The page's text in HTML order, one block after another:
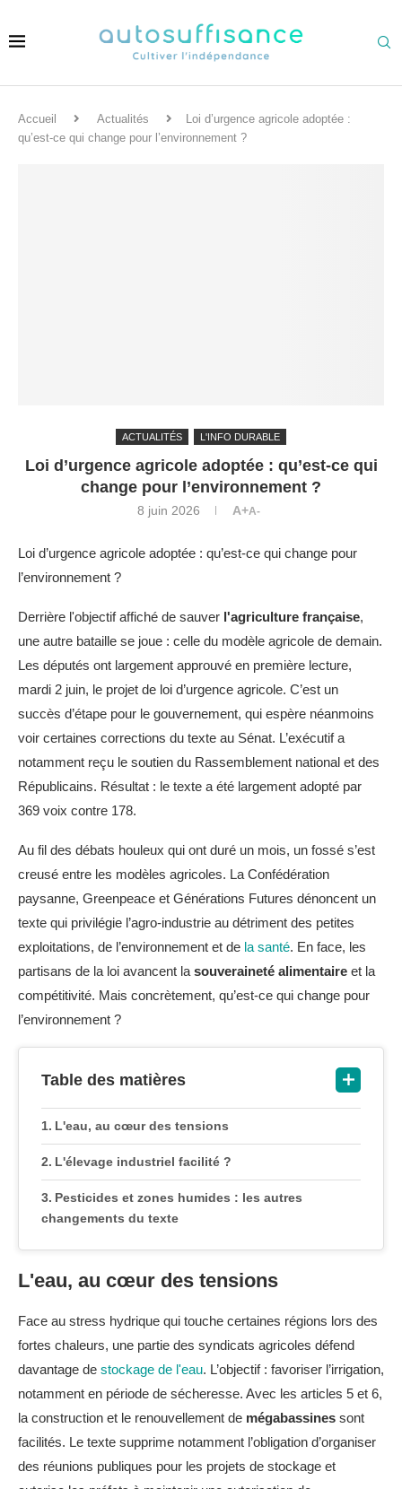
Accueil Actualités
Loi d’urgence agricole adoptée :
qu’est-ce qui change pour l’environnement ?
ACTUALITÉS L'INFO DURABLE
Loi d’urgence agricole adoptée : qu’est-ce qui
change pour l’environnement ?
8 juin 2026 A+A-
Loi d’urgence agricole adoptée : qu’est-ce qui change pour
l’environnement ?
Derrière l'objectif affiché de sauver l'agriculture française,
une autre bataille se joue : celle du modèle agricole de demain.
Les députés ont largement approuvé en première lecture,
mardi 2 juin, le projet de loi d’urgence agricole. C’est un
succès d’étape pour le gouvernement, qui espère néanmoins
voir certaines corrections du texte au Sénat. L’exécutif a
notamment reçu le soutien du Rassemblement national et des
Républicains. Résultat : le texte a été largement adopté par
369 voix contre 178.
Au fil des débats houleux qui ont duré un mois, un fossé s’est
creusé entre les modèles agricoles. La Confédération
paysanne, Greenpeace et Générations Futures dénoncent un
texte qui privilégie l’agro-industrie au détriment des petites
exploitations, de l’environnement et de la santé. En face, les
partisans de la loi avancent la souveraineté alimentaire et la
compétitivité. Mais concrètement, qu’est-ce qui change pour
l’environnement ?
Table des matières
L'eau, au cœur des tensions
L'élevage industriel facilité ?
Pesticides et zones humides : les autres
changements du texte
L'eau, au cœur des tensions
Face au stress hydrique qui touche certaines régions lors des
fortes chaleurs, une partie des syndicats agricoles défend
davantage de stockage de l'eau. L’objectif : favoriser l’irrigation,
notamment en période de sécheresse. Avec les articles 5 et 6,
la construction et le renouvellement de mégabassines sont
facilités. Le texte supprime notamment l’obligation d’organiser
des réunions publiques pour les projets de stockage et